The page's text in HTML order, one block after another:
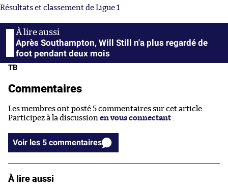
Résultats et classement de Ligue 1
Après Southampton, Will Still n'a plus regardé de
foot pendant deux mois
TB
Commentaires
Les membres ont posté 5 commentaires sur cet article.
Participez à la discussion en vous connectant
Voir les 5 commentaires
À lire aussi